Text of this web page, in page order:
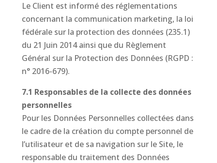
Le Client est informé des réglementations
concernant la communication marketing, la loi
fédérale sur la protection des données (235.1)
du 21 Juin 2014 ainsi que du Règlement
Général sur la Protection des Données (RGPD :
n° 2016-679).
7.1 Responsables de la collecte des données
personnelles
Pour les Données Personnelles collectées dans
le cadre de la création du compte personnel de
l’utilisateur et de sa navigation sur le Site, le
responsable du traitement des Données